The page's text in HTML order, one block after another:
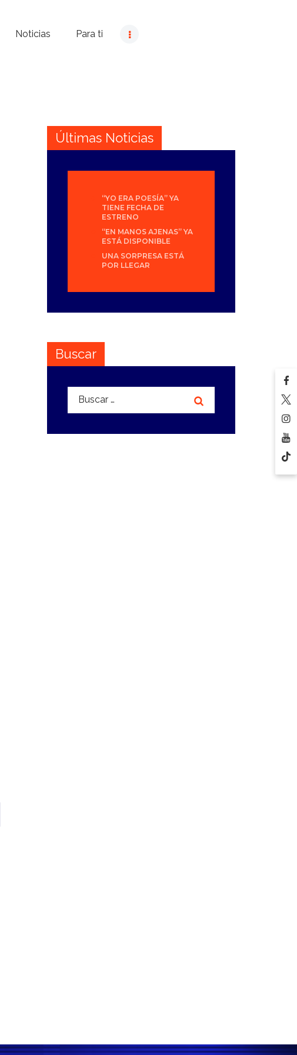
Noticias Para ti
Últimas Noticias
“YO ERA POESÍA” YA
TIENE FECHA DE
ESTRENO
“EN MANOS AJENAS” YA
ESTÁ DISPONIBLE
UNA SORPRESA ESTÁ
POR LLEGAR
Buscar
Buscar: